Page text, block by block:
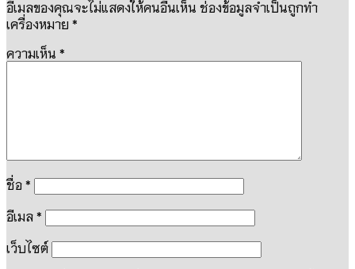
อีเมลของคุณจะไม่แสดงให้คนอื่นเห็น ช่องข้อมูลจำเป็นถูกทำ
เครื่องหมาย *
ความเห็น *
ชื่อ*
อีเมล*
เว็บไซต์